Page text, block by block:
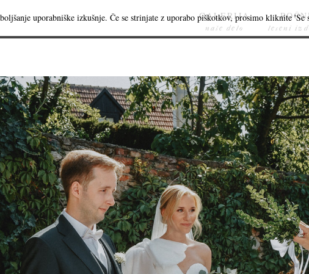
GALERIJA
naše delo leseni
uporabniške izkušnje. Če se strinjate z uporabo piškotkov, prosimo kliknite